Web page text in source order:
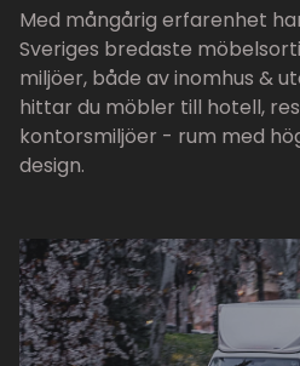
Med mångårig erfarenhet
Sveriges bredaste
miljöer, både av inomhus &
hittar du möbler till hotell,
kontorsmiljöer - rum med
design.